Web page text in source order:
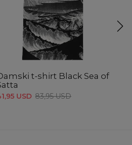
t-shirt Black Sea of
USD 83,95 USD